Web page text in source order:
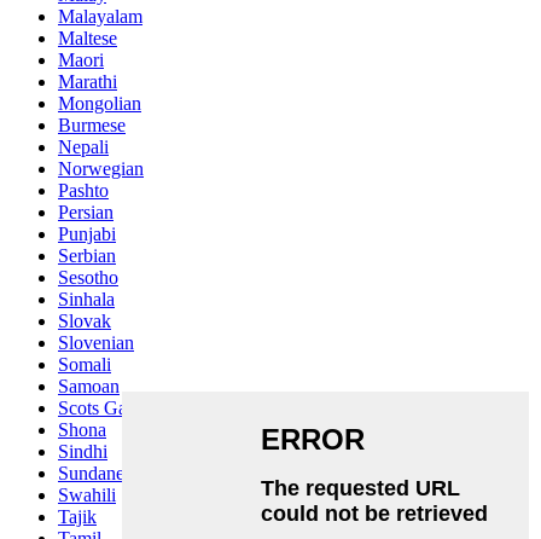
Malayalam
Maltese
Maori
Marathi
Mongolian
Burmese
Nepali
Norwegian
Pashto
Persian
Punjabi
Serbian
Sesotho
Sinhala
Slovak
Slovenian
Somali
Samoan
Scots Gaelic
Shona
Sindhi
Sundanese
Swahili
Tajik